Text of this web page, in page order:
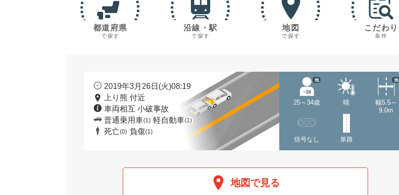
都道府県
で探す
沿線・駅
で探す
地図
で探す
こだわり
条件
2019年3月26日(火)08:19
上り熊 付近
車両相互 小破事故
普通乗用車(1) 軽自動車(1)
死亡(0) 負傷(1)
25～34歳
他
晴
幅5.5～
9.0m
他
信号なし 単路
地図で見る